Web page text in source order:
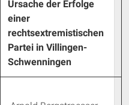
Ursache der Erfolge
einer
rechtsextremistischen
Partei in Villingen-
Schwenningen